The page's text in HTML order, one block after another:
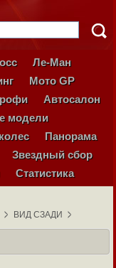
Ле-Ман
Мото GP
Автосалон
модели
Панорама
Звездный сбор
Статистика
ВИД СЗАДИ